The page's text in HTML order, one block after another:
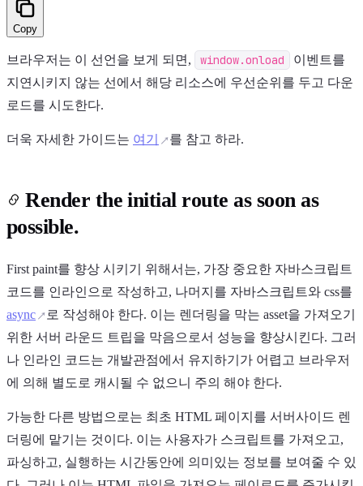
Copy
브라우저는 이 선언을 보게 되면, window.onload
이벤트를
지연시키지 않는 선에서 해당 리소스에 우선순위를 두고 다운
로드를 시도한다.
더욱 자세한 가이드는 여기 를 참고 하라.
Render the initial route as soon as
possible.
First paint를 향상 시키기 위해서는, 가장 중요한 자바스크립트
코드를 인라인으로 작성하고, 나머지를 자바스크립트와 css를
async
로 작성해야 한다. 이는 렌더링을 막는 asset을 가져오기
위한 서버 라운드 트립을 막음으로서 성능을 향상시킨다. 그러
나 인라인 코드는 개발관점에서 유지하기가 어렵고 브라우저
에 의해 별도로 캐시될 수 없으니 주의 해야 한다.
가능한 다른 방법으로는 최초 HTML 페이지를 서버사이드 렌
더링에 맡기는 것이다. 이는 사용자가 스크립트를 가져오고,
파싱하고, 실행하는 시간동안에 의미있는 정보를 보여줄 수 있